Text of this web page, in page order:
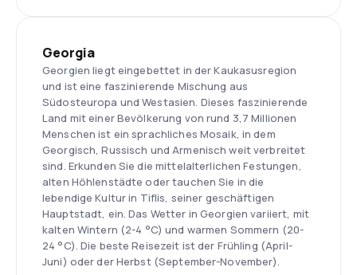
Georgia
Georgien liegt eingebettet in der Kaukasusregion
und ist eine faszinierende Mischung aus
Südosteuropa und Westasien. Dieses faszinierende
Land mit einer Bevölkerung von rund 3,7 Millionen
Menschen ist ein sprachliches Mosaik, in dem
Georgisch, Russisch und Armenisch weit verbreitet
sind. Erkunden Sie die mittelalterlichen Festungen,
alten Höhlenstädte oder tauchen Sie in die
lebendige Kultur in Tiflis, seiner geschäftigen
Hauptstadt, ein. Das Wetter in Georgien variiert, mit
kalten Wintern (2-4 °C) und warmen Sommern (20-
24 °C). Die beste Reisezeit ist der Frühling (April-
Juni) oder der Herbst (September-November).